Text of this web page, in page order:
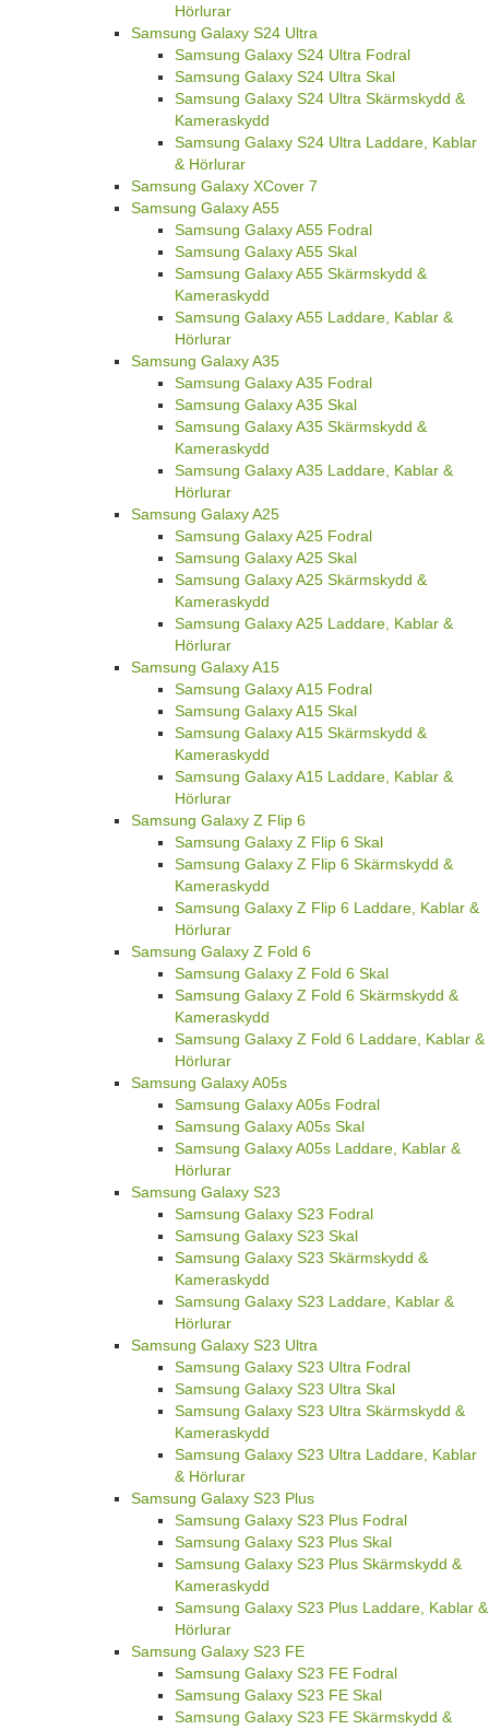
Hörlurar
Samsung Galaxy S24 Ultra
Samsung Galaxy S24 Ultra Fodral
Samsung Galaxy S24 Ultra Skal
Samsung Galaxy S24 Ultra Skärmskydd &
Kameraskydd
Samsung Galaxy S24 Ultra Laddare, Kablar
& Hörlurar
Samsung Galaxy XCover 7
Samsung Galaxy A55
Samsung Galaxy A55 Fodral
Samsung Galaxy A55 Skal
Samsung Galaxy A55 Skärmskydd &
Kameraskydd
Samsung Galaxy A55 Laddare, Kablar &
Hörlurar
Samsung Galaxy A35
Samsung Galaxy A35 Fodral
Samsung Galaxy A35 Skal
Samsung Galaxy A35 Skärmskydd &
Kameraskydd
Samsung Galaxy A35 Laddare, Kablar &
Hörlurar
Samsung Galaxy A25
Samsung Galaxy A25 Fodral
Samsung Galaxy A25 Skal
Samsung Galaxy A25 Skärmskydd &
Kameraskydd
Samsung Galaxy A25 Laddare, Kablar &
Hörlurar
Samsung Galaxy A15
Samsung Galaxy A15 Fodral
Samsung Galaxy A15 Skal
Samsung Galaxy A15 Skärmskydd &
Kameraskydd
Samsung Galaxy A15 Laddare, Kablar &
Hörlurar
Samsung Galaxy Z Flip 6
Samsung Galaxy Z Flip 6 Skal
Samsung Galaxy Z Flip 6 Skärmskydd &
Kameraskydd
Samsung Galaxy Z Flip 6 Laddare, Kablar &
Hörlurar
Samsung Galaxy Z Fold 6
Samsung Galaxy Z Fold 6 Skal
Samsung Galaxy Z Fold 6 Skärmskydd &
Kameraskydd
Samsung Galaxy Z Fold 6 Laddare, Kablar &
Hörlurar
Samsung Galaxy A05s
Samsung Galaxy A05s Fodral
Samsung Galaxy A05s Skal
Samsung Galaxy A05s Laddare, Kablar &
Hörlurar
Samsung Galaxy S23
Samsung Galaxy S23 Fodral
Samsung Galaxy S23 Skal
Samsung Galaxy S23 Skärmskydd &
Kameraskydd
Samsung Galaxy S23 Laddare, Kablar &
Hörlurar
Samsung Galaxy S23 Ultra
Samsung Galaxy S23 Ultra Fodral
Samsung Galaxy S23 Ultra Skal
Samsung Galaxy S23 Ultra Skärmskydd &
Kameraskydd
Samsung Galaxy S23 Ultra Laddare, Kablar
& Hörlurar
Samsung Galaxy S23 Plus
Samsung Galaxy S23 Plus Fodral
Samsung Galaxy S23 Plus Skal
Samsung Galaxy S23 Plus Skärmskydd &
Kameraskydd
Samsung Galaxy S23 Plus Laddare, Kablar &
Hörlurar
Samsung Galaxy S23 FE
Samsung Galaxy S23 FE Fodral
Samsung Galaxy S23 FE Skal
Samsung Galaxy S23 FE Skärmskydd &